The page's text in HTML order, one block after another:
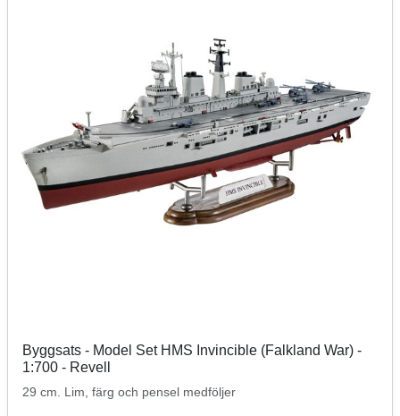
Byggsats - Model Set HMS Invincible (Falkland War) -
1:700 - Revell
29 cm. Lim, färg och pensel medföljer